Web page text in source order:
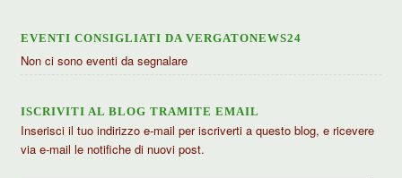
EVENTI CONSIGLIATI DA VERGATONEWS24
Non ci sono eventi da segnalare
ISCRIVITI AL BLOG TRAMITE EMAIL
Inserisci il tuo indirizzo e-mail per iscriverti a questo blog, e ricevere
via e-mail le notifiche di nuovi post.